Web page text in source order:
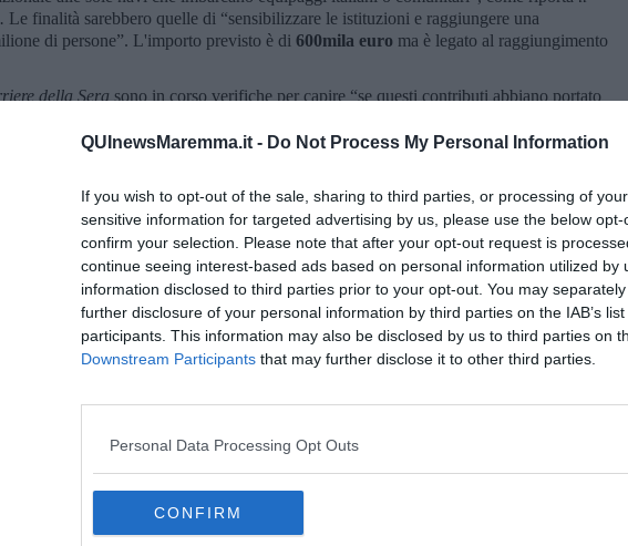
QUInewsMaremma.it - Do Not Process My Personal Information
If you wish to opt-out of the sale, sharing to third parties, or processing of
sensitive information for targeted advertising by us, please use the below
confirm your selection. Please note that after your opt-out request is
continue seeing interest-based ads based on personal information utilized by
information disclosed to third parties prior to your opt-out. You may
further disclosure of your personal information by third parties on the IAB’s
participants. This information may also be disclosed by us to third parties on
Downstream Participants that may further disclose it to other third parties.
Personal Data Processing Opt Outs
CONFIRM
Le finalità sarebbero quelle di “sensibilizzare le istituzioni e raggiungere una
di persone”. L'importo previsto è di 600mila euro ma è legato al raggiungimento
della Sera sono in corso verifiche per capire “se questi contributi abbiano portato
di navigazione che ha ereditato la Tirrenia ed è titolare di una convenzione con lo
euro l’anno il monopolio di alcune rotte marittime”.
principali della Toscana iscriviti allaNewsletter QUInews - ToscanaMedia.
alle 20:00 direttamente nella tua casella di posta.
anche:
il suo sostegno a Renzi-VIDEO
Moby e le sue azioni
proroga per il ricalcolo
riciclaggio di denaro vincenzo onorato